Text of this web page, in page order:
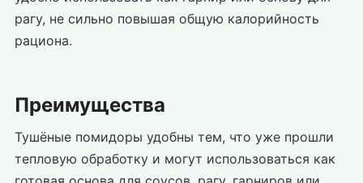
рагу, не сильно повышая общую калорийность
рациона.
Преимущества
Тушёные помидоры удобны тем, что уже прошли
тепловую обработку и могут использоваться как